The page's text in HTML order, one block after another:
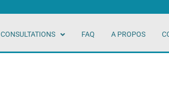
CONSULTATIONS FAQ A PROPOS